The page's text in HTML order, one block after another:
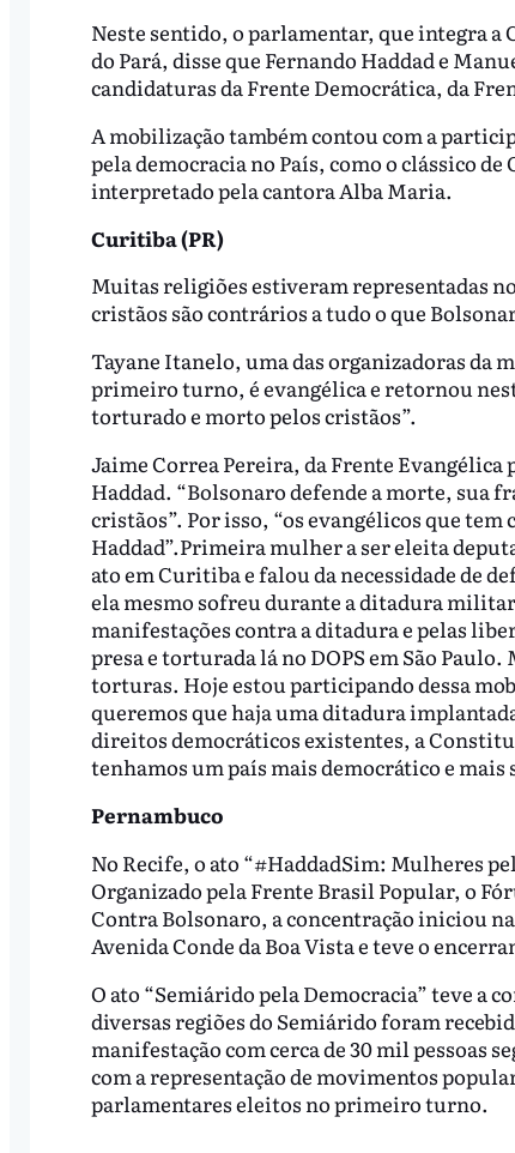
Neste sentido, o parlamentar, que integra
do Pará, disse que Fernando Haddad e
candidaturas da Frente Democrática, da
A mobilização também contou com a
pela democracia no País, como o clássico
interpretado pela cantora Alba Maria.
Curitiba (PR)
Muitas religiões estiveram representadas
cristãos são contrários a tudo o que
Tayane Itanelo, uma das organizadoras da
primeiro turno, é evangélica e retornou
torturado e morto pelos cristãos”.
Jaime Correa Pereira, da Frente
Haddad. “Bolsonaro defende a morte, sua
cristãos”. Por isso, “os evangélicos que
Haddad”.Primeira mulher a ser eleita
ato em Curitiba e falou da necessidade de
ela mesmo sofreu durante a ditadura
manifestações contra a ditadura e pelas
presa e torturada lá no DOPS em São
torturas. Hoje estou participando dessa
queremos que haja uma ditadura
direitos democráticos existentes, a
tenhamos um país mais democrático e mais
Pernambuco
No Recife, o ato “#HaddadSim: Mulheres
Organizado pela Frente Brasil Popular, o
Contra Bolsonaro, a concentração iniciou
Avenida Conde da Boa Vista e teve o
O ato “Semiárido pela Democracia” teve a
diversas regiões do Semiárido foram
manifestação com cerca de 30 mil pessoas
com a representação de movimentos
parlamentares eleitos no primeiro turno.